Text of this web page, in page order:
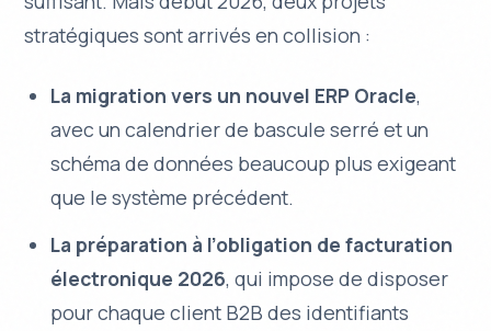
stratégiques sont arrivés en collision :
La migration vers un nouvel ERP Oracle,
avec un calendrier de bascule serré et un
schéma de données beaucoup plus exigeant
que le système précédent.
La préparation à l’obligation de facturation
électronique 2026, qui impose de disposer
pour chaque client B2B des identifiants